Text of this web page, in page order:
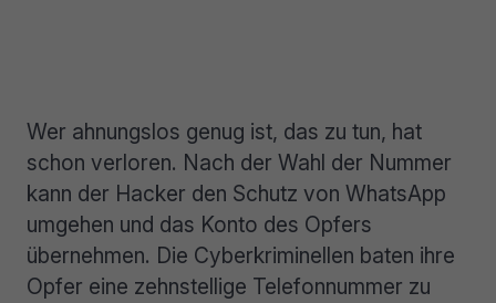
Wer ahnungslos genug ist, das zu tun, hat
schon verloren. Nach der Wahl der Nummer
kann der Hacker den Schutz von WhatsApp
umgehen und das Konto des Opfers
übernehmen. Die Cyberkriminellen baten ihre
Opfer eine zehnstellige Telefonnummer zu